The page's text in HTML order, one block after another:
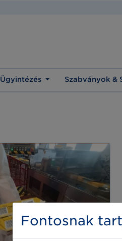
Ügyintézés Szabványok &
Fontosnak